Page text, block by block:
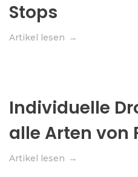
Stops
Artikel lesen
Individuelle
alle Arten von
Artikel lesen